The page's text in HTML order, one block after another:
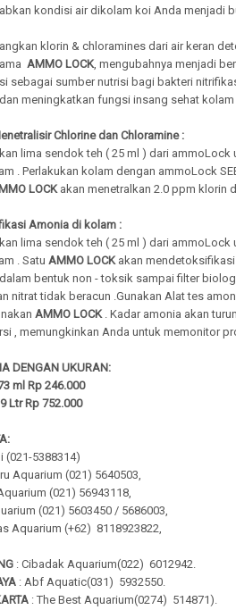
kondisi air dikolam koi Anda menjadi
klorin & chloramines dari air keran
AMMO LOCK, mengubahnya menjadi
sebagai sumber nutrisi bagi bakteri
meningkatkan fungsi insang sehat kolam
Chlorine dan Chloramine :
lima sendok teh ( 25 ml ) dari ammoLock
. Perlakukan kolam dengan ammoLock
LOCKakan menetralkan 2.0 ppm klorin
Amonia di kolam :
lima sendok teh ( 25 ml ) dari ammoLock
. Satu AMMO LOCKakan mendetoksifikasi
bentuk non - toksik sampai filter
nitrat tidak beracun .Gunakan Alat tes
AMMO LOCK. Kadar amonia akan
, memungkinkan Anda untuk memonitor
DENGAN UKURAN:
ml Rp 246.000
Ltr Rp 752.000
(021-5388314)
Aquarium (021) 5640503,
(021) 56943118,
(021) 5603450 / 5686003,
Aquarium (+62) 8118923822,
: Cibadak Aquarium(022) 6012942.
: Abf Aquatic(031) 5932550.
: The Best Aquarium(0274) 514871).